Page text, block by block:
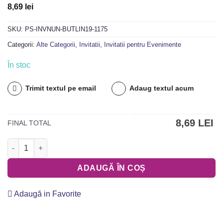
8,69 lei
SKU: PS-INVNUN-BUTLIN19-1175
Categorii: Alte Categorii, Invitatii, Invitatii pentru Evenimente
În stoc
Trimit textul pe email Adaug textul acum
FINAL TOTAL 8,69 LEI
Cantitate Invitatii de Nunta - PS1175
ADAUGĂ ÎN COȘ
Adaugă in Favorite